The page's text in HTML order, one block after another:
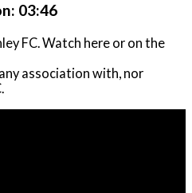
03:46
FC. Watch here or on the
association with, nor